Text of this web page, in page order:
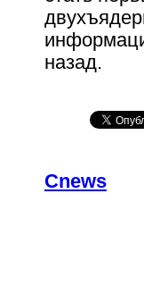
назад.
Cnews